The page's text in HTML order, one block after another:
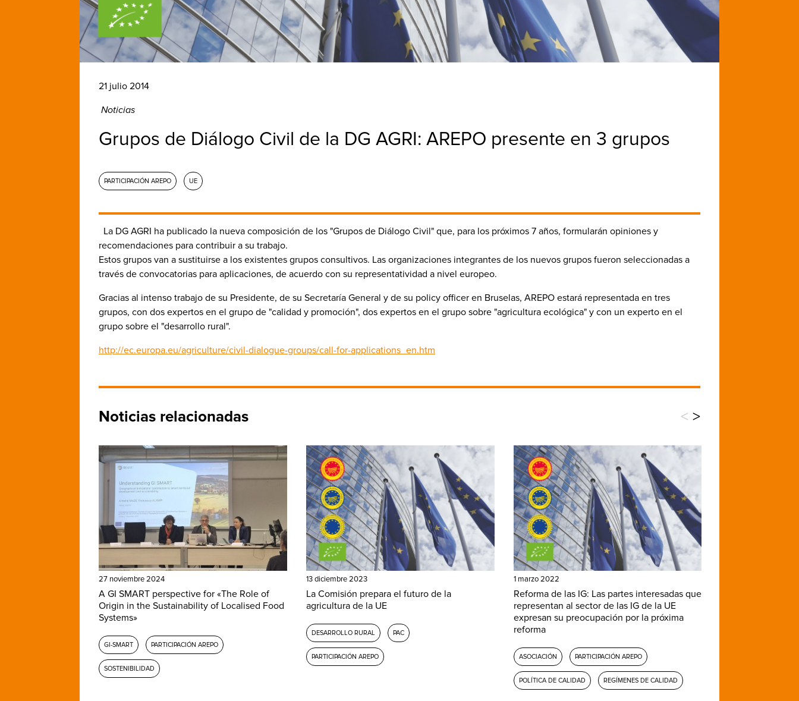
21 julio 2014
Noticias
Grupos de Diálogo Civil de la DG AGRI: AREPO presente en 3 grupos
PARTICIPACIÓN AREPO UE
La DG AGRI ha publicado la nueva composición de los "Grupos de Diálogo Civil" que, para los próximos 7 años, formularán opiniones y
recomendaciones para contribuir a su trabajo.
Estos grupos van a sustituirse a los existentes grupos consultivos. Las organizaciones integrantes de los nuevos grupos fueron seleccionadas a
través de convocatorias para aplicaciones, de acuerdo con su representatividad a nivel europeo.
Gracias al intenso trabajo de su Presidente, de su Secretaría General y de su policy officer en Bruselas, AREPO estará representada en tres
grupos, con dos expertos en el grupo de "calidad y promoción", dos expertos en el grupo sobre "agricultura ecológica" y con un experto en el
grupo sobre el "desarrollo rural".
http://ec.europa.eu/agriculture/civil-dialogue-groups/call-for-applications_en.htm
Noticias relacionadas < >
27 noviembre 2024
A GI SMART perspective for «The Role of
Origin in the Sustainability of Localised Food
Systems»
GI-SMART PARTICIPACIÓN AREPO
SOSTENIBILIDAD
13 diciembre 2023
La Comisión prepara el futuro de la
agricultura de la UE
DESARROLLO RURAL PAC
PARTICIPACIÓN AREPO
1 marzo 2022
Reforma de las IG: Las partes interesadas que
representan al sector de las IG de la UE
expresan su preocupación por la próxima
reforma
ASOCIACIÓN PARTICIPACIÓN AREPO
POLÍTICA DE CALIDAD REGÍMENES DE CALIDAD